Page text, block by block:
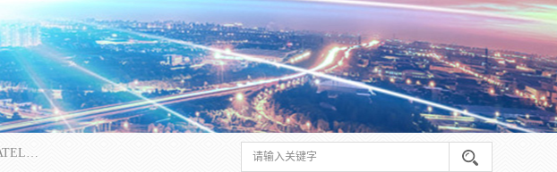
*是一家的测试、评估、检查与认机构，主要从事巴西NR10认证、NR12认证、NR13认证；ANATEL认证、INMTRO认证，欧盟CE认证：MD认证，PED认证，MID认证，ATEX认证，德国蓝色天使认证。